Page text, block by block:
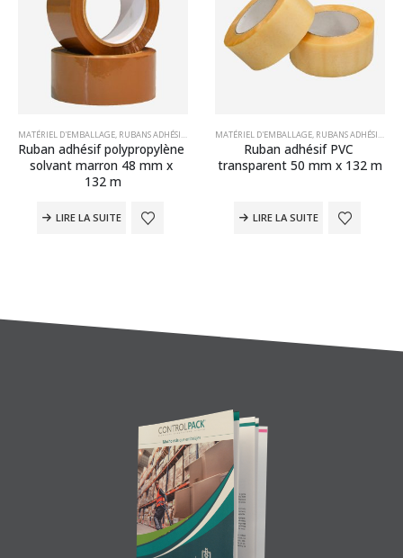
PP ACRYLIQUES
ADHÉSIFS EN POLYPROPYLÈNE (PP),RUBANS ADHÉSIFS PP SOLVANT
MATÉRIEL D'EMBALLAGE, RUBANS ADHÉSIFS RUBANS ADHÉSIFS EN POLYPROPYLÈNE (PP),RUBANS
Ruban adhésif polypropylène
solvant marron 48 mm x
132 m
LIRE LA SUITE
MATÉRIEL D'EMBALLAGE, RUBANS ADHÉSIFS
Ruban adhésif PVC
transparent 50 mm x 132 m
LIRE LA SUITE